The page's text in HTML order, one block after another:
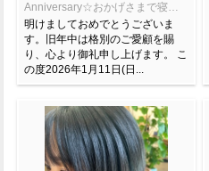
明けましておめでとうございま
す。旧年中は格別のご愛顧を賜
り、心より御礼申し上げます。 こ
の度2026年1月11日(日...